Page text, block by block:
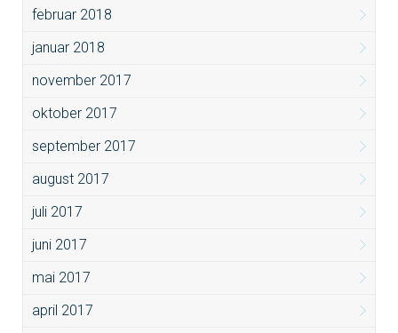
februar 2018
januar 2018
november 2017
oktober 2017
september 2017
august 2017
juli 2017
juni 2017
mai 2017
april 2017